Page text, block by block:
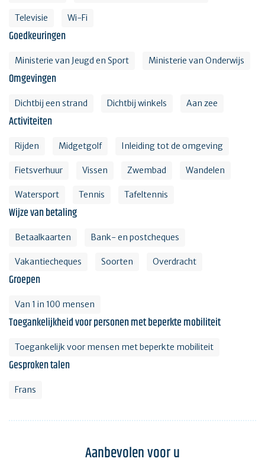
Televisie Wi-Fi
Goedkeuringen
Ministerie van Jeugd en Sport Ministerie van Onderwijs
Omgevingen
Dichtbij een strand Dichtbij winkels Aan zee
Activiteiten
Rijden Midgetgolf Inleiding tot de omgeving
Fietsverhuur Vissen Zwembad Wandelen
Watersport Tennis Tafeltennis
Wijze van betaling
Betaalkaarten Bank- en postcheques
Vakantiecheques Soorten Overdracht
Groepen
Van 1 in 100 mensen
Toegankelijkheid voor personen met beperkte mobiliteit
Toegankelijk voor mensen met beperkte mobiliteit
Gesproken talen
Frans
Aanbevolen voor u